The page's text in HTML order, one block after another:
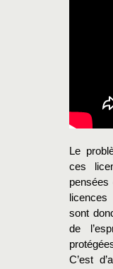
Le
ces
pensées
sont
de
C’est